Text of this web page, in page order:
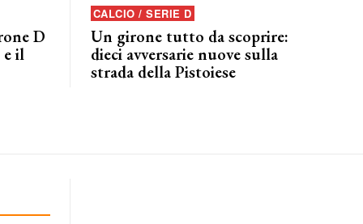
D
e il
CALCIO / SERIE D
Un girone tutto da scoprire:
dieci avversarie nuove sulla
strada della Pistoiese